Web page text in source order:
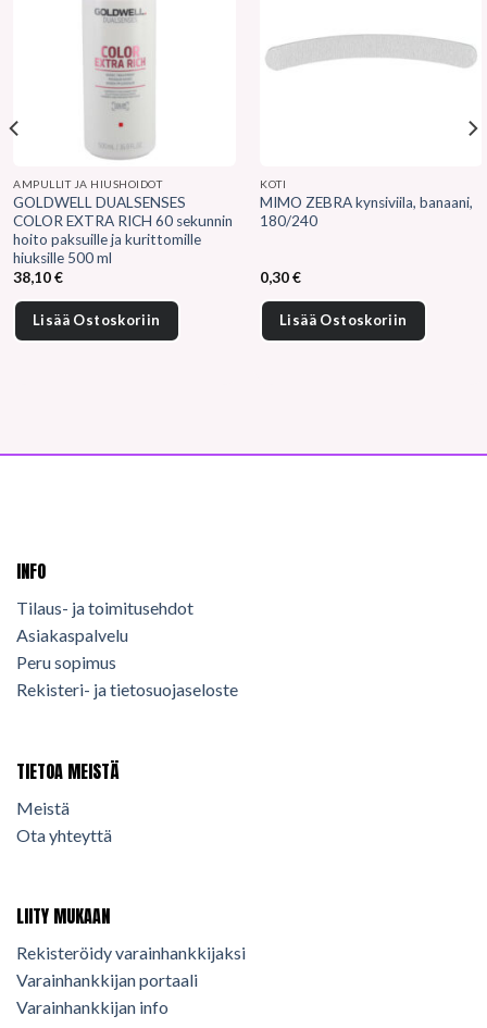
AMPULLIT JA HIUSHOIDOT
GOLDWELL DUALSENSES
COLOR EXTRA RICH 60 sekunnin
hoito paksuille ja kurittomille
hiuksille 500 ml
38,10€
Lisää Ostoskoriin
KOTI
MIMO ZEBRA kynsiviila, banaani,
180/240
0,30€
Lisää Ostoskoriin
INFO
Tilaus- ja toimitusehdot
Asiakaspalvelu
Peru sopimus
Rekisteri- ja tietosuojaseloste
TIETOA MEISTÄ
Meistä
Ota yhteyttä
LIITY MUKAAN
Rekisteröidy varainhankkijaksi
Varainhankkijan portaali
Varainhankkijan info